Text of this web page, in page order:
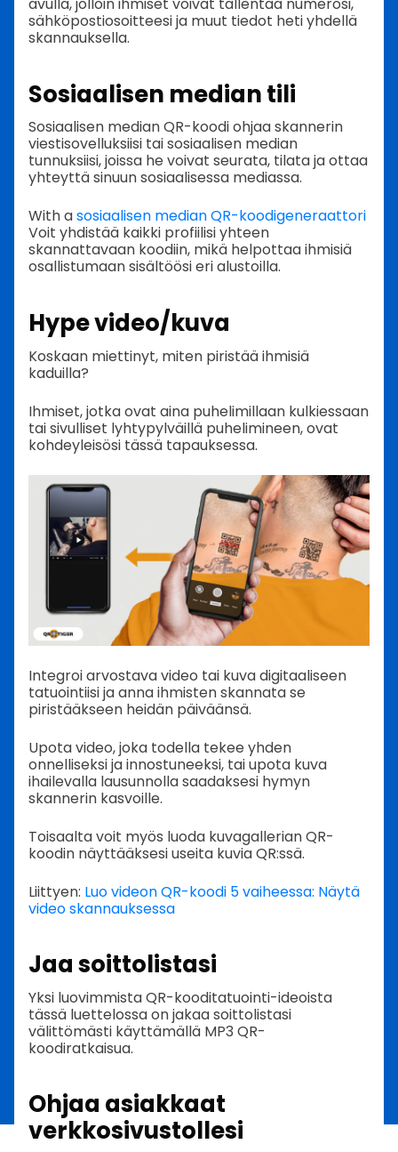
avulla, jolloin ihmiset voivat tallentaa numerosi,
sähköpostiosoitteesi ja muut tiedot heti yhdellä
skannauksella.
Sosiaalisen median tili
Sosiaalisen median QR-koodi ohjaa skannerin
viestisovelluksiisi tai sosiaalisen median
tunnuksiisi, joissa he voivat seurata, tilata ja ottaa
yhteyttä sinuun sosiaalisessa mediassa.
With asosiaalisen median QR-koodigeneraattori
Voit yhdistää kaikki profiilisi yhteen
skannattavaan koodiin, mikä helpottaa ihmisiä
osallistumaan sisältöösi eri alustoilla.
Hype video/kuva
Koskaan miettinyt, miten piristää ihmisiä
kaduilla?
Ihmiset, jotka ovat aina puhelimillaan kulkiessaan
tai sivulliset lyhtypylväillä puhelimineen, ovat
kohdeyleisösi tässä tapauksessa.
Integroi arvostava video tai kuva digitaaliseen
tatuointiisi ja anna ihmisten skannata se
piristääkseen heidän päiväänsä.
Upota video, joka todella tekee yhden
onnelliseksi ja innostuneeksi, tai upota kuva
ihailevalla lausunnolla saadaksesi hymyn
skannerin kasvoille.
Toisaalta voit myös luoda kuvagallerian QR-
koodin näyttääksesi useita kuvia QR:ssä.
Liittyen: Luo videon QR-koodi 5 vaiheessa: Näytä
video skannauksessa
Jaa soittolistasi
Yksi luovimmista QR-kooditatuointi-ideoista
tässä luettelossa on jakaa soittolistasi
välittömästi käyttämällä MP3 QR-
koodiratkaisua.
Ohjaa asiakkaat
verkkosivustollesi